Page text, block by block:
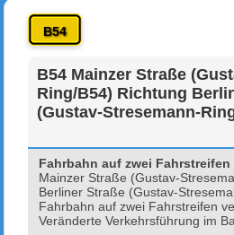
B54
B54 Mainzer Straße
Ring/B54) Richtung
(Gustav-Stresemann-
Fahrbahn auf zwei
Mainzer Straße (Gustav-
Berliner Straße (Gustav-
Fahrbahn auf zwei Fahrstreifen
Veränderte Verkehrsführung im